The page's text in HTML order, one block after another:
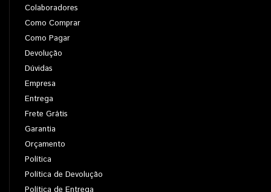
Colaboradores
Como Comprar
Como Pagar
Devolução
Dúvidas
Empresa
Entrega
Frete Grátis
Garantia
Orçamento
Política
Política de Devolução